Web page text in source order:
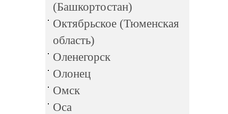
(Башкортостан)
Октябрьское (Тюменская
область)
Оленегорск
Олонец
Омск
Оса